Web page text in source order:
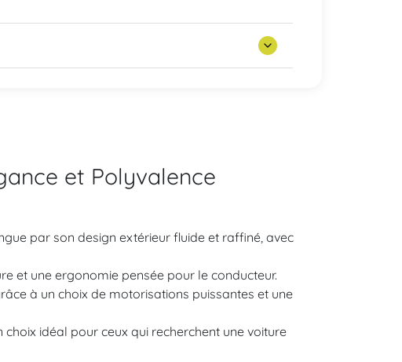
et Polyvalence
par son design extérieur fluide et raffiné, avec
et une ergonomie pensée pour le conducteur.
à un choix de motorisations puissantes et une
idéal pour ceux qui recherchent une voiture